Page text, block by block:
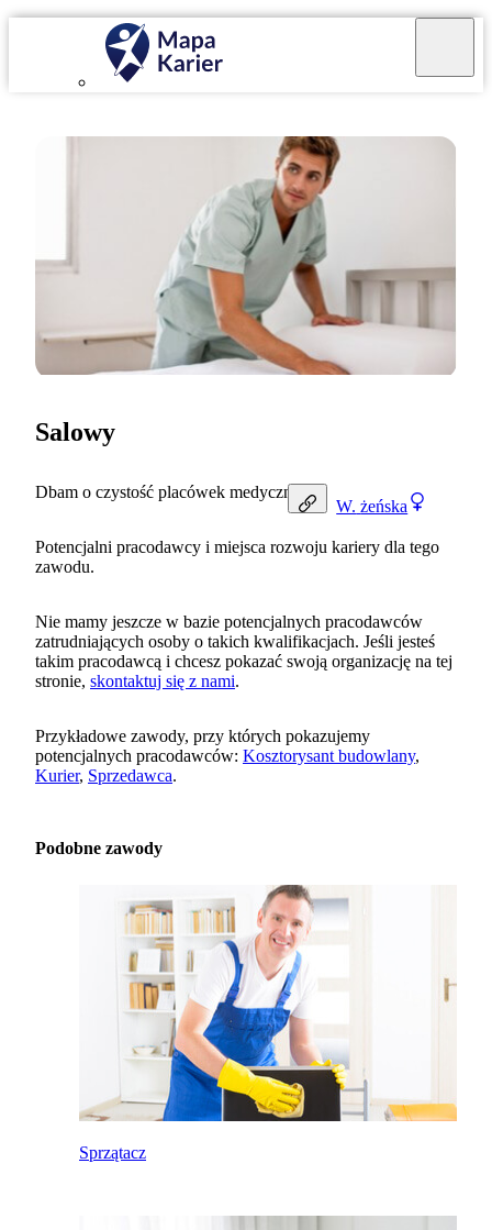
W. żeńska
Salowy
Dbam o czystość placówek medycznych.
Potencjalni pracodawcy i miejsca rozwoju kariery dla tego
zawodu.
Nie mamy jeszcze w bazie potencjalnych pracodawców
zatrudniających osoby o takich kwalifikacjach. Jeśli jesteś
takim pracodawcą i chcesz pokazać swoją organizację na tej
stronie, skontaktuj się z nami.
Przykładowe zawody, przy których pokazujemy
potencjalnych pracodawców: Kosztorysant budowlany,
Kurier, Sprzedawca.
Podobne zawody
Sprzątacz